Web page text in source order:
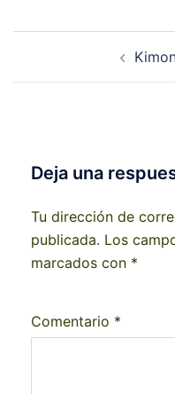
Deja una
Tu dirección de
publicada. Los
marcados con *
Comentario *